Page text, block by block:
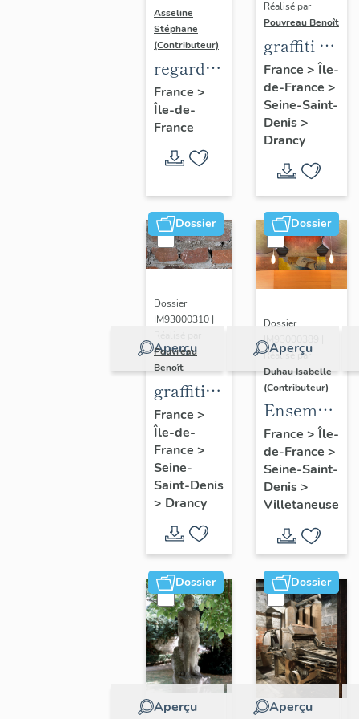
Asseline
Stéphane
(Contributeur)
regard
photographique
sur les
paysages
de la
de
France.
France >
Île-de-
France
Réalisé par
Pouvreau Benoît
graffiti de
chambrée
sur
revers de
façade
France > Île-
de-France >
Seine-Saint-
Denis>
Drancy
Dossier
Aperçu
Dossier
IM93000310 |
Pouvreau
Benoît
graffiti
sur murs
et
charpentes
des
"caves-
prisons
France >
Île-de-
France >
Seine-
Saint-Denis
> Drancy
Dossier
Aperçu
Dossier
IM93000389 |
Réalisé par
Duhau Isabelle
(Contributeur)
Ensemble
de deux
décors
France > Île-
de-France >
Seine-Saint-
Denis>
Villetaneuse
Dossier
Aperçu
Dossier
Aperçu